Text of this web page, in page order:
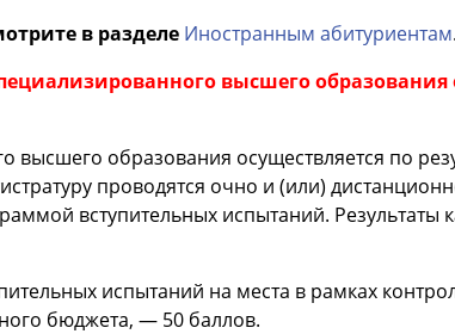
в разделе Иностранным абитуриентам.
высшего образования
образования осуществляется по
проводятся очно и (или)
вступительных испытаний. Результаты
испытаний на места в рамках
бюджета, — 50 баллов.